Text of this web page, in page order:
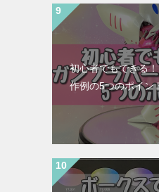
初心者でもできる
作例の5つのポイン